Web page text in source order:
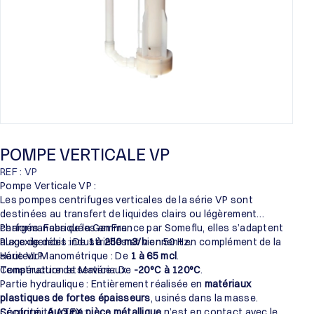
POMPE VERTICALE VP
REF : VP
Pompe Verticale VP :
Les pompes centrifuges verticales de la série VP sont
destinées au transfert de liquides clairs ou légèrement
chargés. Fabriquées en France par Someflu, elles s’adaptent
aux exigences industrielles et viennent en complément de la
série VLP.
Performances de la Gamme :
Plage de débit : De1 à 250 m3/hen 50 Hz.
Hauteur Manométrique : De 1 à 65 mcl.
Température de service : De -20°C à 120°C.
Construction et Matériaux :
Partie hydraulique : Entièrement réalisée en matériaux
plastiques de fortes épaisseurs, usinés dans la masse.